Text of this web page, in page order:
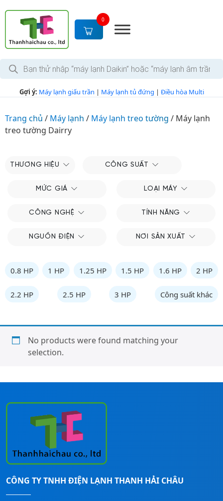
c
0
T
m
i Gợi ý: Máy lạnh giấu trần | Máy lạnh tủ đứng | Điều hòa Multi
Trang chủ / Máy lạnh / Máy lạnh treo tường / Máy lạnh
treo tường Dairry
THƯƠNG HIỆU CÔNG SUẤT
MỨC GIÁ LOẠI MÁY
CÔNG NGHỆ TÍNH NĂNG
NGUỒN ĐIỆN NƠI SẢN XUẤT
0.8 HP 1 HP 1.25 HP 1.5 HP 1.6 HP 2 HP
2.2 HP 2.5 HP 3 HP Công suất khác
No products were found matching your
selection.
CÔNG TY TNHH ĐIỆN LẠNH THANH HẢI CHÂU